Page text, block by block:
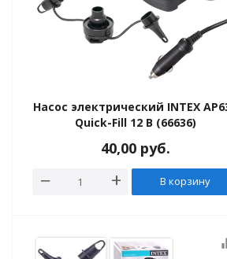
Насос электрический INTEX
Quick-Fill 12 В (66636)
40,00 руб.
В корзину